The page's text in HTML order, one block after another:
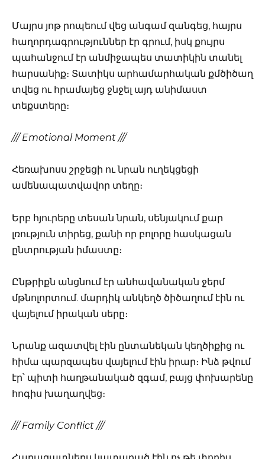
Մայրս յոթ րոպեում վեց անգամ զանգեց, հայրս
հաղորդագրություններ էր գրում, իսկ քույրս
պահանջում էր անմիջապես տատիկին տանել
հարսանիք։ Տատիկս արհամարհական քմծիծաղ
տվեց ու հրամայեց ջնջել այդ անիմաստ
տեքստերը։
/// Emotional Moment ///
Հեռախոսս շրջեցի ու նրան ուղեկցեցի
ամենապատվավոր տեղը։
Երբ հյուրերը տեսան նրան, սենյակում քար
լռություն տիրեց, քանի որ բոլորը հասկացան
ընտրության իմաստը։
Ընթրիքն անցնում էր անհավանական ջերմ
մթնոլորտում. մարդիկ անկեղծ ծիծաղում էին ու
վայելում իրական սերը։
Նրանք ազատվել էին ընտանեկան կեղծիքից ու
հիմա պարզապես վայելում էին իրար։ Ինձ թվում
էր՝ պիտի հաղթանակած զգամ, բայց փոխարենը
հոգիս խաղաղվեց։
/// Family Conflict ///